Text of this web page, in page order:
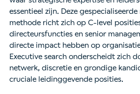
essentieel zijn. Deze
methode richt zich op C-level
directeursfuncties en senior
directe impact hebben op
Executive search onderscheidt zich
netwerk, discretie en grondige
cruciale leidinggevende posities.